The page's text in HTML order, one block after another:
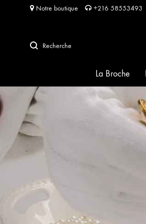
Notre boutique +216 58553493
Recherche
La Broche
PERLA